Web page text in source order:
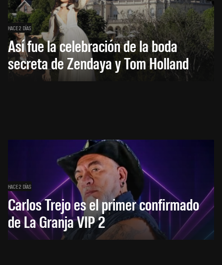
HACE 2 DÍAS
Así fue la celebración de la boda
secreta de Zendaya y Tom Holland
HACE 2 DÍAS
Carlos Trejo es el primer confirmado
de La Granja VIP 2